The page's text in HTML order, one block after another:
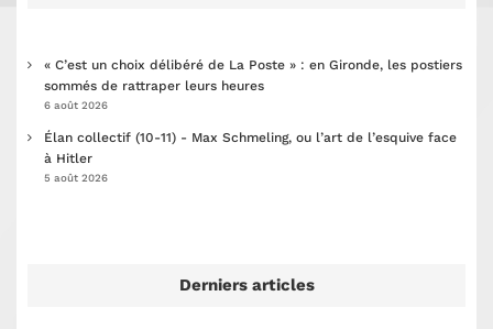
« C’est un choix délibéré de La Poste » : en Gironde, les postiers
sommés de rattraper leurs heures
6 août 2026
Élan collectif (10-11) - Max Schmeling, ou l’art de l’esquive face
à Hitler
5 août 2026
Derniers articles